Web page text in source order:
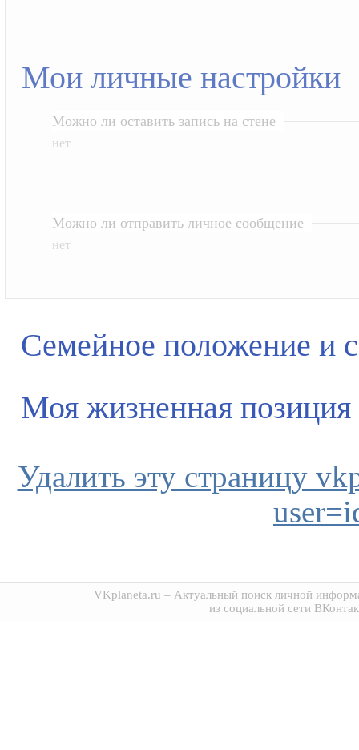
Мои личные настройки
Можно ли оставить запись на стене
нет
Можно ли отправить личное сообщение
нет
Семейное положение и
Моя жизненная позиция
Удалить эту страницу
VKplaneta.ru – Актуальный поиск личной
из социальной сети